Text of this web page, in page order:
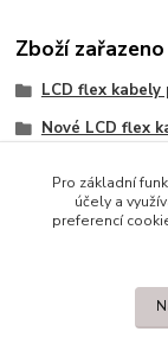
Zboží
LCD flex
Nové LCD flex
© 2014 - 2025
Pro základní
účely a
preferencí